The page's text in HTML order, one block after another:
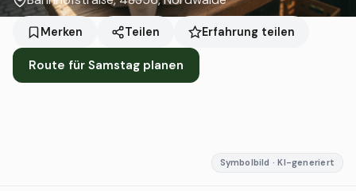
Merken Teilen Erfahrung teilen
Route für Samstag planen
Symbolbild · KI-generiert